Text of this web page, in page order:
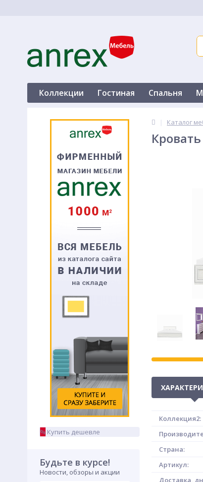
Коллекции Гостиная Спальня
% Купить дешевле
Будьте в курсе!
Новости, обзоры и акции
| Каталог
Коллекция2:
Страна:
Артикул:
Доставка,